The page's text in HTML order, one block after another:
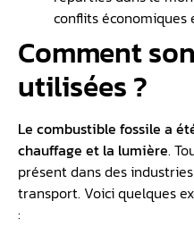
conflits économiques
Comment
utilisées ?
Le combustible fossile a
chauffage et la lumière.
présent dans des
transport. Voici quelques
: